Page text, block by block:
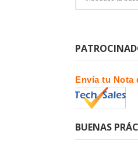
Envía tu Nota
BUENAS